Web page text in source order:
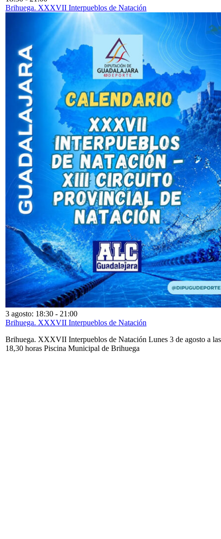
Brihuega. XXXVII Interpueblos de Natación
3 agosto: 18:30 - 21:00
Brihuega. XXXVII Interpueblos de Natación
Brihuega. XXXVII Interpueblos de Natación Lunes 3 de agosto a las
18,30 horas Piscina Municipal de Brihuega